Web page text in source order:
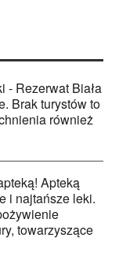
- Rezerwat Biała
Brak turystów to
również
Apteką
i najtańsze leki.
towarzyszące